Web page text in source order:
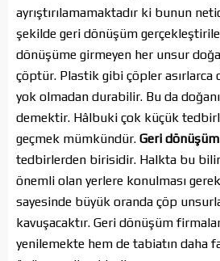
ayrıştırılamamaktadır ki bunun
şekilde geri dönüşüm
dönüşüme girmeyen her unsur
çöptür. Plastik gibi çöpler asırlarca
yok olmadan durabilir. Bu da
demektir. Hâlbuki çok küçük
geçmek mümkündür. Geri
tedbirlerden birisidir. Halkta bu
önemli olan yerlere konulması
sayesinde büyük oranda çöp
kavuşacaktır. Geri dönüşüm
yenilemekte hem de tabiatın daha